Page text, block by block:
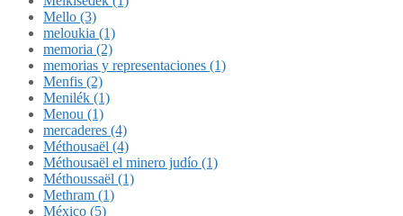
Mello (3)
meloukia (1)
memoria (2)
memorias y representaciones (1)
Menfis (2)
Menilék (1)
Menou (1)
mercaderes (4)
Méthousaël (4)
Méthousaël el minero judío (1)
Méthoussaël (1)
Methram (1)
México (5)